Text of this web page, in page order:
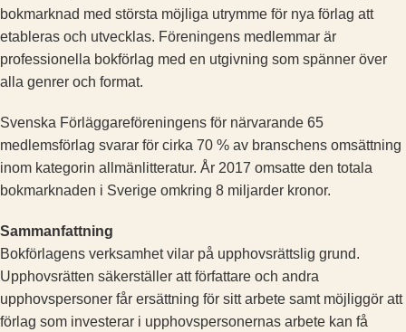
bokmarknad med största möjliga utrymme för nya förlag att
etableras och utvecklas. Föreningens medlemmar är
professionella bokförlag med en utgivning som spänner över
alla genrer och format.
Svenska Förläggareföreningens för närvarande 65
medlemsförlag svarar för cirka 70 % av branschens omsättning
inom kategorin allmänlitteratur. År 2017 omsatte den totala
bokmarknaden i Sverige omkring 8 miljarder kronor.
Sammanfattning
Bokförlagens verksamhet vilar på upphovsrättslig grund.
Upphovsrätten säkerställer att författare och andra
upphovspersoner får ersättning för sitt arbete samt möjliggör att
förlag som investerar i upphovspersonernas arbete kan få